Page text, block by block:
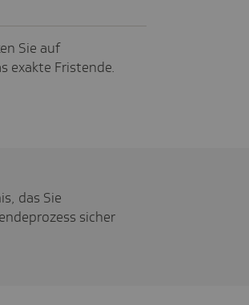
Sie auf
exakte Fristende.
das Sie
sicher